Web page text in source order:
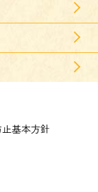
基本方針